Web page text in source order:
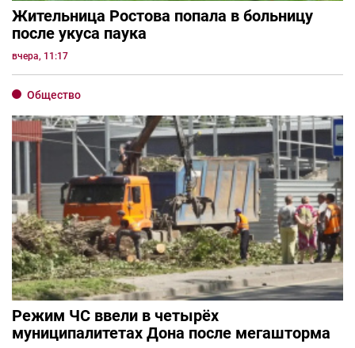
Жительница Ростова попала в больницу
после укуса паука
вчера, 11:17
Общество
Режим ЧС ввели в четырёх
муниципалитетах Дона после мегашторма